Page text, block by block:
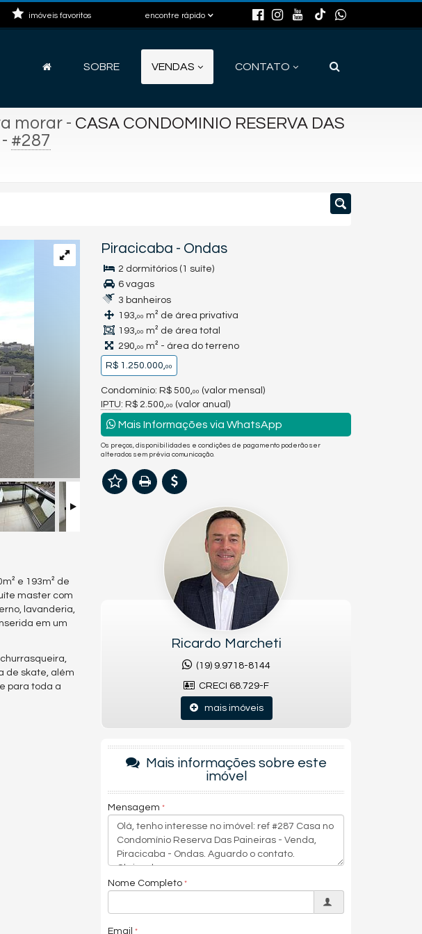
encontre rápido
imóveis favoritos
SOBRE VENDAS CONTATO
morar - CASA CONDOMINIO RESERVA DAS
- #287
e 193m² de
master com
lavanderia,
em um
de skate, além
para toda a
Piracicaba - Ondas
2 dormitórios (1 suíte)
6 vagas
3 banheiros
193,00 m² de área privativa
193,00 m² de área total
290,00 m² - área do terreno
R$ 1.250.000,00
Condomínio: R$ 500, 00 (valor mensal)
IPTU: R$ 2.500, 00 (valor anual)
Mais Informações via WhatsApp
Os preços, disponibilidades e condições de pagamento poderão ser
alterados sem prévia comunicação.
Ricardo Marcheti
(19) 9.9718-8144
CRECI 68.729-F
mais imóveis
Mais informações sobre este
imóvel
Mensagem
Nome Completo
Email